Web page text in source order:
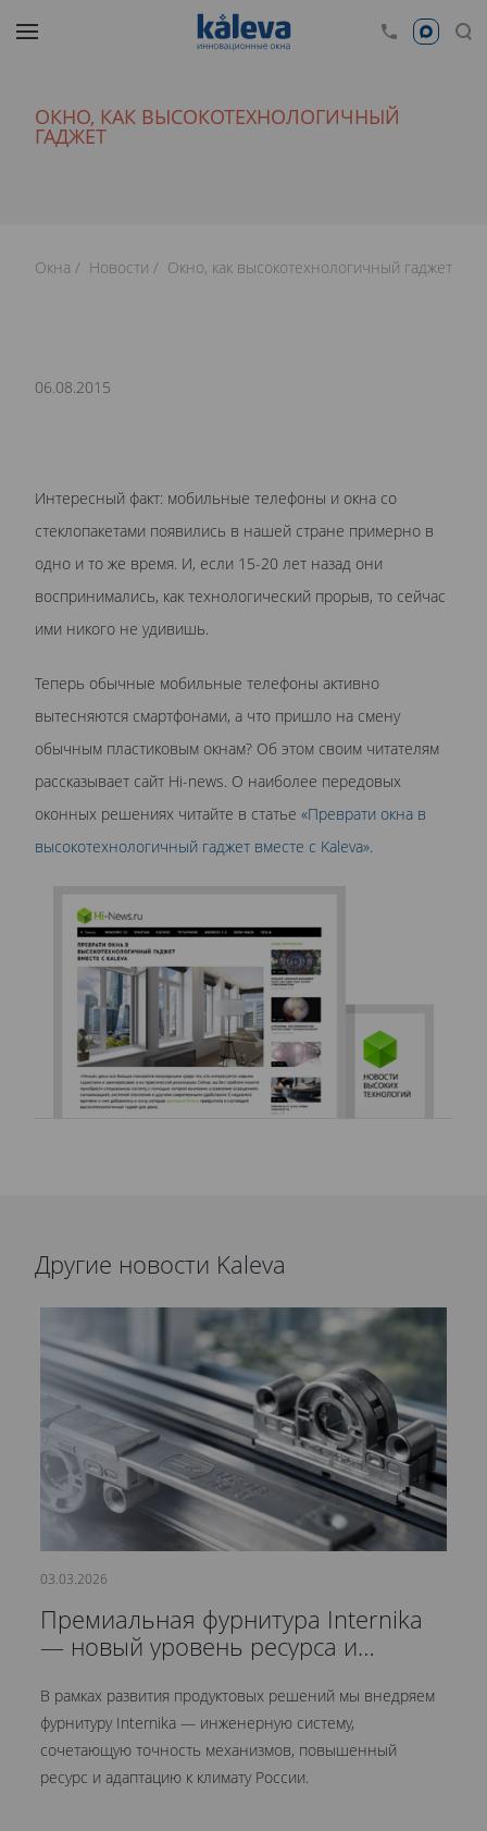
ОКНО, КАК ВЫСОКОТЕХНОЛОГИЧНЫЙ
ГАДЖЕТ
Окна Новости Окно, как высокотехнологичный гаджет
06.08.2015
Интересный факт: мобильные телефоны и окна со
стеклопакетами появились в нашей стране примерно в
одно и то же время. И, если 15-20 лет назад они
воспринимались, как технологический прорыв, то сейчас
ими никого не удивишь.
Теперь обычные мобильные телефоны активно
вытесняются смартфонами, а что пришло на смену
обычным пластиковым окнам? Об этом своим читателям
рассказывает сайт Hi-news. О наиболее передовых
оконных решениях читайте в статье «Преврати окна в
высокотехнологичный гаджет вместе с Kaleva».
Другие новости Kaleva
03.03.2026
Премиальная фурнитура Internika
— новый уровень ресурса и
В рамках развития продуктовых решений мы внедряем
фурнитуру Internika — инженерную систему,
сочетающую точность механизмов, повышенный
ресурс и адаптацию к климату России.